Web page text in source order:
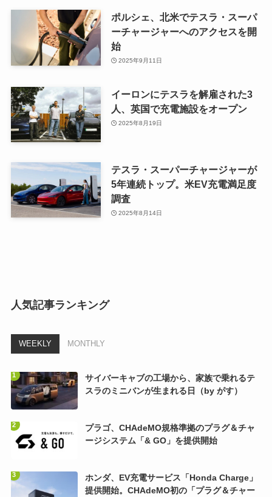
ポルシェ、北米でテスラ・スーパ
ーチャージャーへのアクセスを開
始
2025年9月11日
イーロンにテスラを解雇された3
人、英国で充電施設をオープン
2025年8月19日
テスラ・スーパーチャージャーが
5年連続トップ。米EV充電満足度
調査
2025年8月14日
人気記事ランキング
WEEKLY MONTHLY
サイバーキャブの工場から、家族で乗れるテ
スラのミニバンが生まれる日（by がす）
プラゴ、CHAdeMO規格準拠のプラグ＆チャ
ージシステム「& GO」を提供開始
ホンダ、EV充電サービス「Honda Charge」
提供開始。CHAdeMO初の「プラグ＆チャー